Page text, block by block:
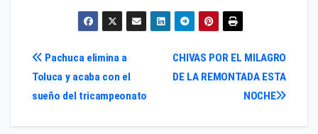
Navegación
de
entradas
CHIVAS POR EL MILAGRO
DE LA REMONTADA ESTA
NOCHE
Pachuca elimina a
Toluca y acaba con el
sueño del tricampeonato